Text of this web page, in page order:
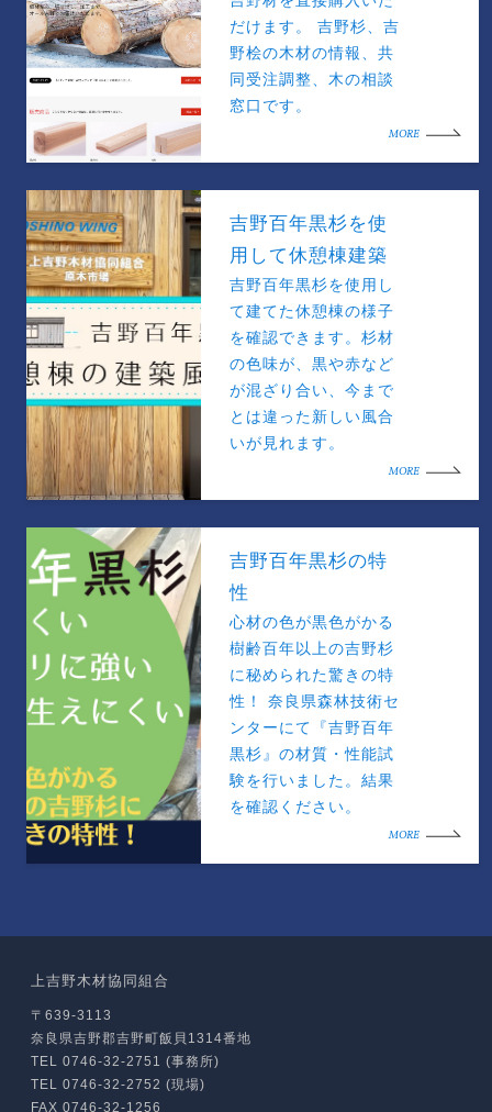
だけます。 吉野杉、吉
野桧の木材の情報、共
同受注調整、木の相談
窓口です。
MORE
吉野百年黒杉を使
用して休憩棟建築
吉野百年黒杉を使用し
て建てた休憩棟の様子
を確認できます。杉材
の色味が、黒や赤など
が混ざり合い、今まで
とは違った新しい風合
いが見れます。
MORE
吉野百年黒杉の特
性
心材の色が黒色がかる
樹齢百年以上の吉野杉
に秘められた驚きの特
性！ 奈良県森林技術セ
ンターにて『吉野百年
黒杉』の材質・性能試
験を行いました。結果
を確認ください。
MORE
上吉野木材協同組合
〒639-3113
奈良県吉野郡吉野町飯貝1314番地
TEL 0746-32-2751 (事務所)
TEL 0746-32-2752 (現場)
FAX 0746-32-1256